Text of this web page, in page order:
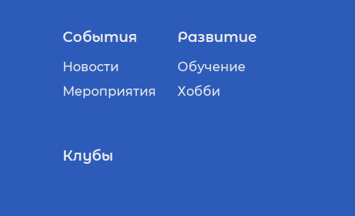
События
Новости
Мероприятия
Развитие
Обучение
Хобби
Клубы